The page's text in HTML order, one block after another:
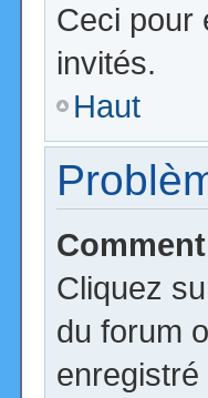
Ceci pour
invités.
Haut
Cliquez
du forum